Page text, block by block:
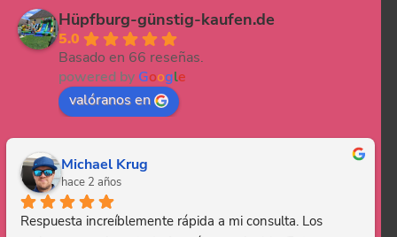
Hüpfburg-günstig-kaufen.de
5.0
Basado en 66 reseñas.
powered by Google
valóranos en
Michael Krug
hace 2 años
Respuesta increíblemente rápida a mi consulta. Los